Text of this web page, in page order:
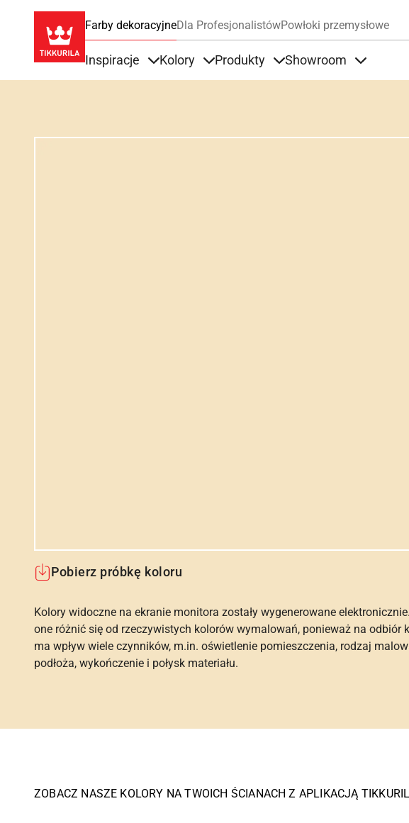
Farby dekoracyjneDla ProfesjonalistówPowłoki przemysłowe
Inspiracje Kolory Produkty Showroom
Pobierz próbkę koloru
Kolory widoczne na ekranie monitora zostały wygenerowane
one różnić się od rzeczywistych kolorów wymalowań, ponieważ na odbiór
ma wpływ wiele czynników, m.in. oświetlenie pomieszczenia, rodzaj
podłoża, wykończenie i połysk materiału.
ZOBACZ NASZE KOLORY NA TWOICH ŚCIANACH Z APLIKACJĄ